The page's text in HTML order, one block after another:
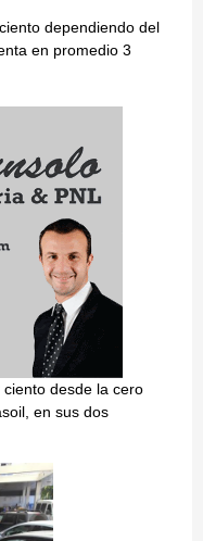
dependiendo del
en promedio 3
desde la cero
en sus dos